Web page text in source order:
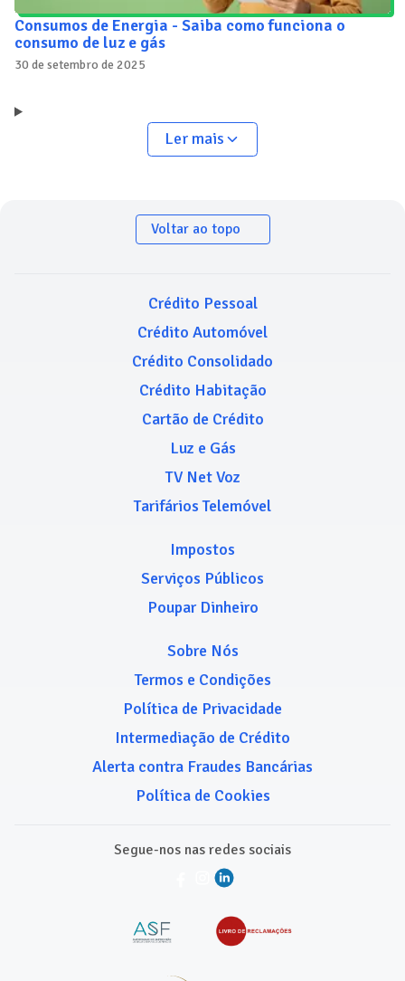
Consumos de Energia - Saiba como funciona o
consumo de luz e gás
30 de setembro de 2025
Ler mais
Voltar ao topo
Crédito Pessoal
Crédito Automóvel
Crédito Consolidado
Crédito Habitação
Cartão de Crédito
Luz e Gás
TV Net Voz
Tarifários Telemóvel
Impostos
Serviços Públicos
Poupar Dinheiro
Sobre Nós
Termos e Condições
Política de Privacidade
Intermediação de Crédito
Alerta contra Fraudes Bancárias
Política de Cookies
Segue-nos nas redes sociais